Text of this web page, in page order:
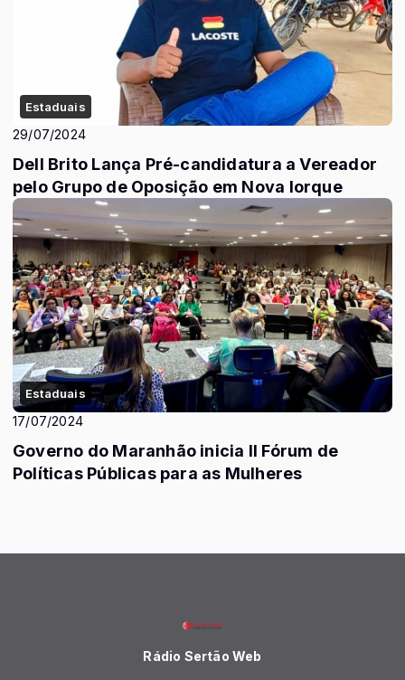
Estaduais
29/07/2024
Dell Brito Lança Pré-candidatura a Vereador
pelo Grupo de Oposição em Nova Iorque
Estaduais
17/07/2024
Governo do Maranhão inicia II Fórum de
Políticas Públicas para as Mulheres
Rádio Sertão Web